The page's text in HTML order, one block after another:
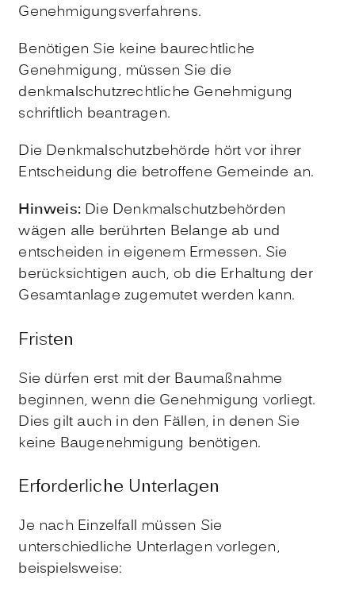
Genehmigungsverfahrens.
Benötigen Sie keine baurechtliche
Genehmigung, müssen Sie die
denkmalschutzrechtliche Genehmigung
schriftlich beantragen.
Die Denkmalschutzbehörde hört vor ihrer
Entscheidung die betroffene Gemeinde an.
Hinweis: Die Denkmalschutzbehörden
wägen alle berührten Belange ab und
entscheiden in eigenem Ermessen. Sie
berücksichtigen auch, ob die Erhaltung der
Gesamtanlage zugemutet werden kann.
Fristen
Sie dürfen erst mit der Baumaßnahme
beginnen, wenn die Genehmigung vorliegt.
Dies gilt auch in den Fällen, in denen Sie
keine Baugenehmigung benötigen.
Erforderliche Unterlagen
Je nach Einzelfall müssen Sie
unterschiedliche Unterlagen vorlegen,
beispielsweise: